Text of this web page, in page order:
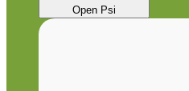
Open Psi